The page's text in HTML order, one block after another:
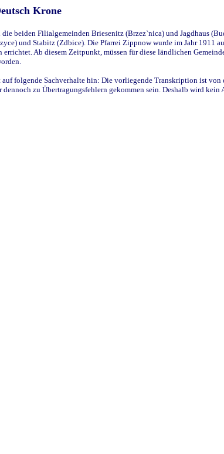
Krone
beiden Filialgemeinden Briesenitz (Brzez`nica) und Jagdhaus
und Stabitz (Zdbice). Die Pfarrei Zippnow wurde im Jahr
Ab diesem Zeitpunkt, müssen für diese ländlichen
auf folgende Sachverhalte hin: Die vorliegende Transkription ist
zu Übertragungsfehlern gekommen sein. Deshalb wird kein